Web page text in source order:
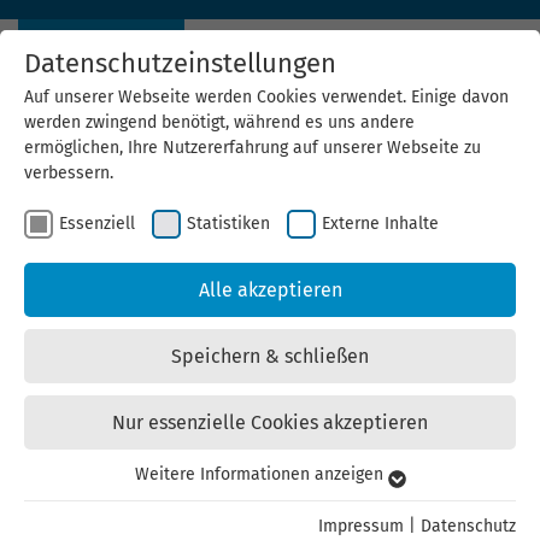
ThEGA-News
Datenschutzeinstellungen
Auf unserer Webseite werden Cookies verwendet. Einige davon
werden zwingend benötigt, während es uns andere
ermöglichen, Ihre Nutzererfahrung auf unserer Webseite zu
verbessern.
Essenziell Statistiken Externe Inhalte
Alle akzeptieren
Speichern & schließen
Nur essenzielle Cookies akzeptieren
Essenzielle Cookies werden für grundlegende Funktionen der
Weitere Informationen anzeigen
Impressum Datenschutz